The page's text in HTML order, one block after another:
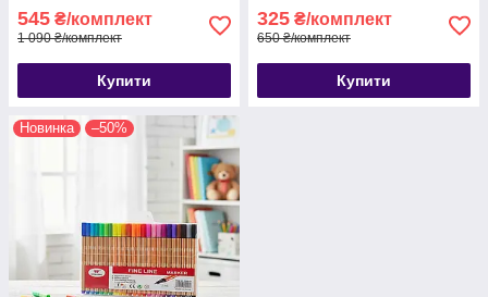
545 ₴/комплект
1 090 ₴/комплект
Купити
325 ₴/комплект
650 ₴/комплект
Купити
Новинка –50%